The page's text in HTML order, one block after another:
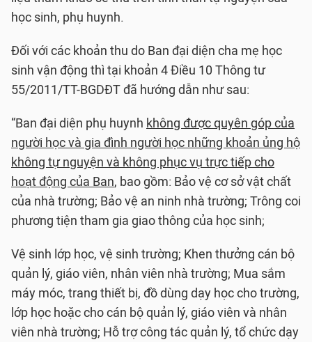
học sinh, phụ huynh.
Đối với các khoản thu do Ban đại diện cha mẹ học
sinh vận động thì tại khoản 4 Điều 10 Thông tư
55/2011/TT-BGDĐT đã hướng dẫn như sau:
“Ban đại diện phụ huynh không được quyên góp của
người học và gia đình người học những khoản ủng hộ
không tự nguyện và không phục vụ trực tiếp cho
hoạt động của Ban, bao gồm: Bảo vệ cơ sở vật chất
của nhà trường; Bảo vệ an ninh nhà trường; Trông coi
phương tiện tham gia giao thông của học sinh;
Vệ sinh lớp học, vệ sinh trường; Khen thưởng cán bộ
quản lý, giáo viên, nhân viên nhà trường; Mua sắm
máy móc, trang thiết bị, đồ dùng dạy học cho trường,
lớp học hoặc cho cán bộ quản lý, giáo viên và nhân
viên nhà trường; Hỗ trợ công tác quản lý, tổ chức dạy